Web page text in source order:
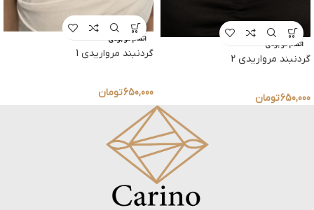
اتمام موجودی
گردنبند مرواریدی 2
650,000تومان
اتمام موجودی
گردنبند مرواریدی 1
650,000تومان